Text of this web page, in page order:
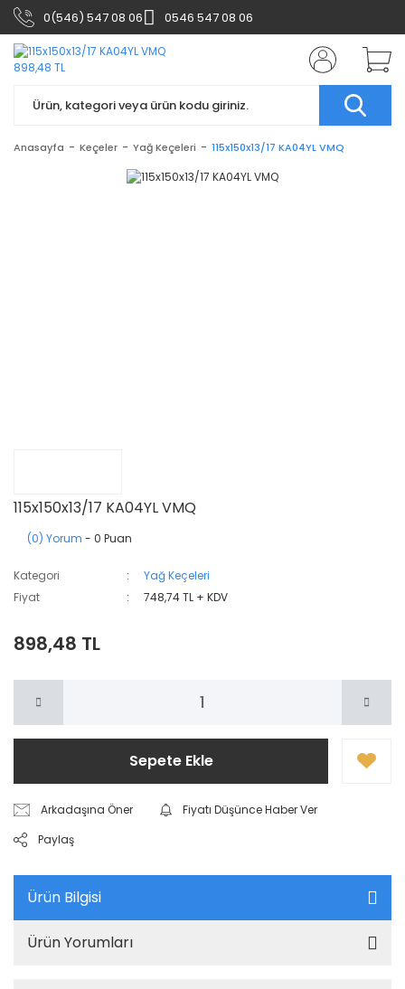
0(546) 547 08 06 0546 547 08 06
Anasayfa Keçeler Yağ Keçeleri 115x150x13/17 KA04YL VMQ
115x150x13/17 KA04YL VMQ
(0) Yorum - 0 Puan
Kategori
Yağ Keçeleri
Fiyat
748,74 TL + KDV
898,48 TL
Sepete Ekle
Arkadaşına Öner
Fiyatı Düşünce Haber Ver
Paylaş
Ürün Bilgisi
Ürün Yorumları